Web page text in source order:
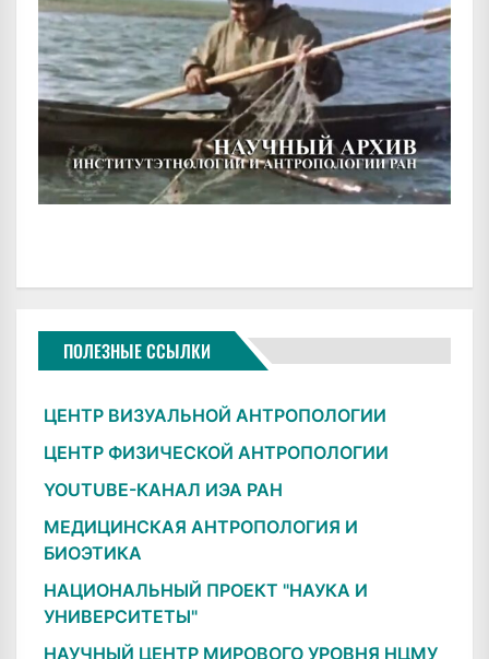
ПОЛЕЗНЫЕ ССЫЛКИ
ЦЕНТР ВИЗУАЛЬНОЙ АНТРОПОЛОГИИ
ЦЕНТР ФИЗИЧЕСКОЙ АНТРОПОЛОГИИ
YOUTUBE-КАНАЛ ИЭА РАН
МЕДИЦИНСКАЯ АНТРОПОЛОГИЯ И
БИОЭТИКА
НАЦИОНАЛЬНЫЙ ПРОЕКТ "НАУКА И
УНИВЕРСИТЕТЫ"
НАУЧНЫЙ ЦЕНТР МИРОВОГО УРОВНЯ НЦМУ